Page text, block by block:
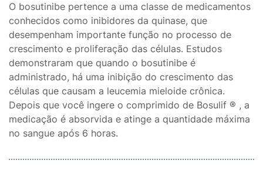
O bosutinibe pertence a uma classe de medicamentos
conhecidos como inibidores da quinase, que
desempenham importante função no processo de
crescimento e proliferação das células. Estudos
demonstraram que quando o bosutinibe é
administrado, há uma inibição do crescimento das
células que causam a leucemia mieloide crônica.
Depois que você ingere o comprimido de Bosulif ® , a
medicação é absorvida e atinge a quantidade máxima
no sangue após 6 horas.